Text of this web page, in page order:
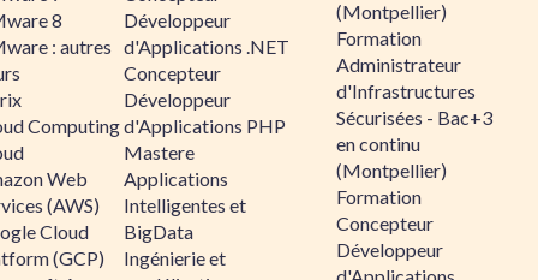
8
: autres
Computing
Web
(AWS)
Cloud
(GCP)
Développeur
d'Applications .NET
Concepteur
Développeur
d'Applications PHP
Mastere
Applications
Intelligentes et
BigData
Ingénierie et
(Montpellier)
Formation
Administrateur
d'Infrastructures
Sécurisées - Bac+3
en continu
(Montpellier)
Formation
Concepteur
Développeur